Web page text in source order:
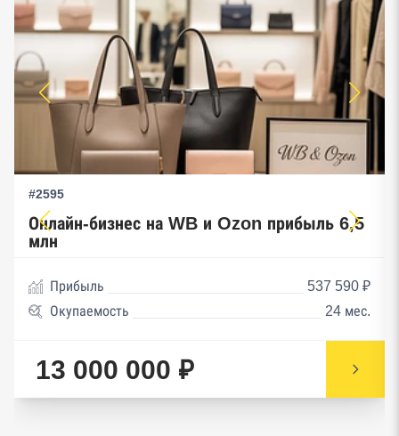
#2595
Онлайн-бизнес на WB и Ozon прибыль 6,5
млн
Прибыль
537 590 ₽
Окупаемость
24 мес.
13 000 000 ₽